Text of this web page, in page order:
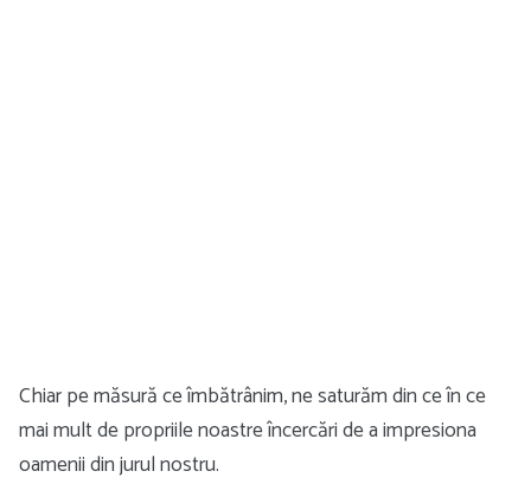
Chiar pe măsură ce îmbătrânim, ne saturăm din ce în ce
mai mult de propriile noastre încercări de a impresiona
oamenii din jurul nostru.